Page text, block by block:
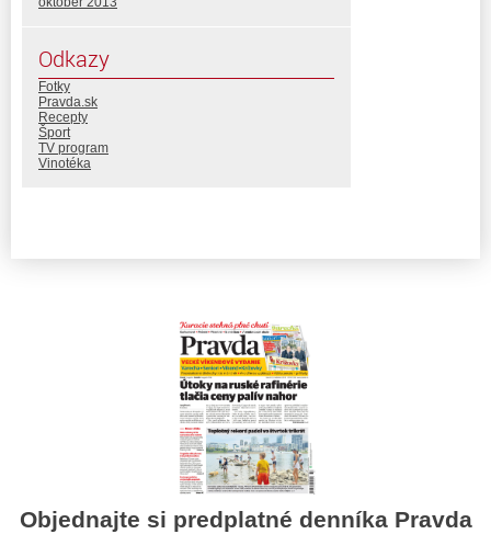
Odkazy
Fotky
Pravda.sk
Recepty
Šport
TV program
Vinotéka
Objednajte si predplatné denníka Pravda